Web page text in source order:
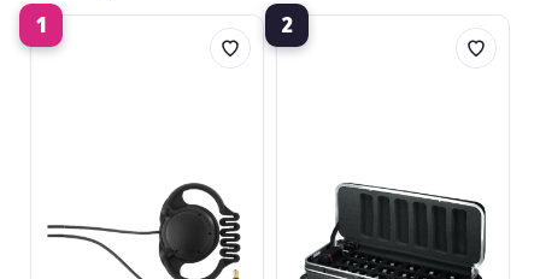
1
img
Stage
2
img
Stage